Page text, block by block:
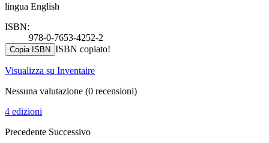
lingua English
ISBN:
978-0-7653-4252-2
Copia ISBN ISBN copiato!
Visualizza su Inventaire
Nessuna valutazione (0 recensioni)
4 edizioni
Precedente Successivo